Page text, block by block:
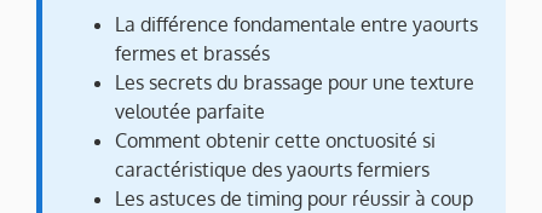
La différence fondamentale entre yaourts
fermes et brassés
Les secrets du brassage pour une texture
veloutée parfaite
Comment obtenir cette onctuosité si
caractéristique des yaourts fermiers
Les astuces de timing pour réussir à coup